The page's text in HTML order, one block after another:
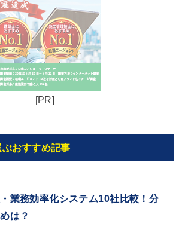
[PR]
おすすめ記事
・業務効率化システム10社比較！分
は？